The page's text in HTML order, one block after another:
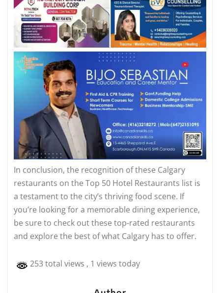
In conclusion, the recognition of these Calgary
restaurants on the Top 50 Hotel Restaurants list is
a testament to the city’s thriving food scene. If
you’re looking for a memorable dining experience,
be sure to check out these top-rated restaurants
and explore the best of what Calgary has to offer.
253 total views , 1 views today